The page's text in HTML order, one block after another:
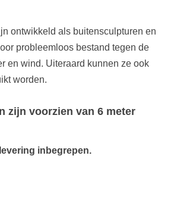
ontwikkeld als buitensculpturen en
probleemloos bestand tegen de
en wind. Uiteraard kunnen ze ook
worden.
zijn voorzien van 6 meter
inbegrepen.